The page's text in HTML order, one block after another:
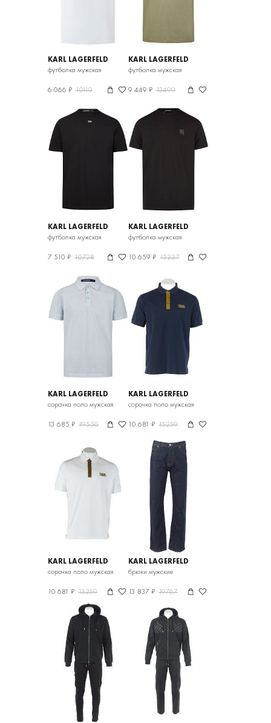
KARL LAGERFELD
футболка мужская
6 066 ₽ 10110
KARL LAGERFELD
футболка мужская
9 449 ₽ 13499
KARL LAGERFELD
футболка мужская
7 510 ₽ 10728
KARL LAGERFELD
футболка мужская
10 659 ₽ 15227
KARL LAGERFELD
сорочка поло мужская
13 685 ₽ 19550
KARL LAGERFELD
сорочка поло мужская
10 681 ₽ 15259
KARL LAGERFELD
сорочка поло мужская
10 681 ₽ 15259
KARL LAGERFELD
брюки мужские
13 837 ₽ 19767